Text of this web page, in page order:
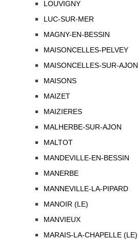
LOUVIGNY
LUC-SUR-MER
MAGNY-EN-BESSIN
MAISONCELLES-PELVEY
MAISONCELLES-SUR-AJON
MAISONS
MAIZET
MAIZIERES
MALHERBE-SUR-AJON
MALTOT
MANDEVILLE-EN-BESSIN
MANERBE
MANNEVILLE-LA-PIPARD
MANOIR (LE)
MANVIEUX
MARAIS-LA-CHAPELLE (LE)